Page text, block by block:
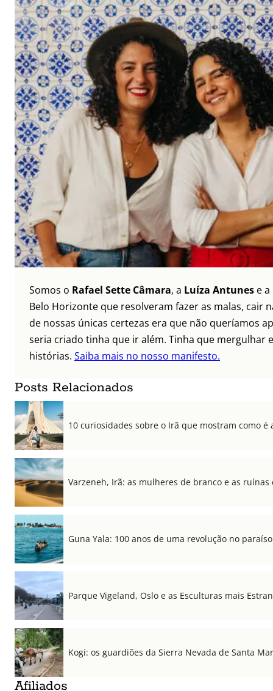
Somos o Rafael Sette Câmara, a Luíza Antunes e a
Belo Horizonte que resolveram fazer as malas, cair
de nossas únicas certezas era que não queríamos
seria criado tinha que ir além. Tinha que mergulhar
histórias. Saiba mais no nosso manifesto.
Posts Relacionados
10 curiosidades sobre o Irã que mostram como é
Varzeneh, Irã: as mulheres de branco e as ruínas
Guna Yala: 100 anos de uma revolução no
Parque Vigeland, Oslo e as Esculturas mais
Kogi: os guardiões da Sierra Nevada de Santa
Afiliados